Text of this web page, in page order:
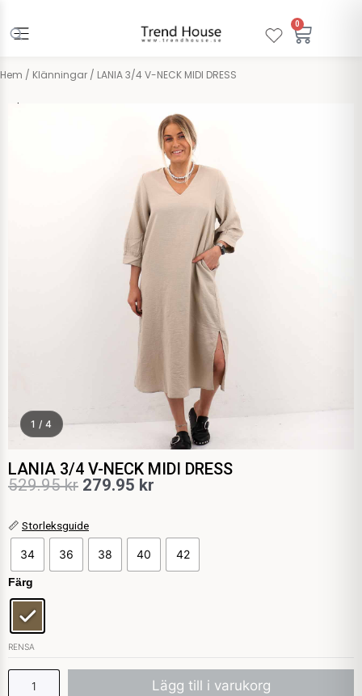
innehåll
0
Hem / Klänningar / LANIA 3/4 V-NECK MIDI DRESS
1 / 4
LANIA 3/4 V-NECK MIDI DRESS
529.95kr Det
priset
var:
279.95 kr
priset
📏 Storleksguide
34 36 38 40 42
Färg
RENSA
LANIA
3/4
NECK
MIDI
DRESS
mängd
Lägg till i varukorg